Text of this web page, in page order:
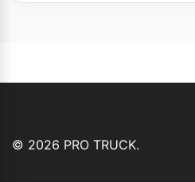
© 2026 PRO TRUCK.